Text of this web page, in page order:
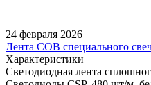
24 февраля 2026
Лента COB специального
Характеристики
Светодиодная лента